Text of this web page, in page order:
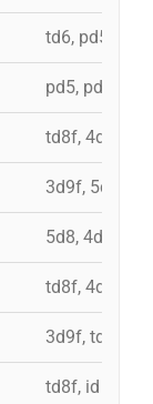
td6, pd5, 3d7
pd5, pd5,
td8f, 4d9f,
3d9f, 5d8,
5d8, 4d9f,
td8f, 4d8,
3d9f, td9fm,
td8f, id 4d9f,